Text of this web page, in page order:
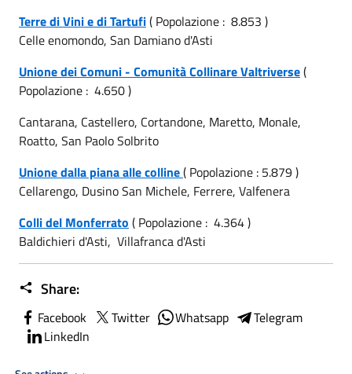
Terre di Vini e di Tartufi( Popolazione : 8.853 )
Celle enomondo, San Damiano d'Asti
Unione dei Comuni - Comunità Collinare Valtriverse(
Popolazione : 4.650 )
Cantarana, Castellero, Cortandone, Maretto, Monale,
Roatto, San Paolo Solbrito
Unione dalla piana alle colline( Popolazione : 5.879 )
Cellarengo, Dusino San Michele, Ferrere, Valfenera
Colli del Monferrato ( Popolazione : 4.364 )
Baldichieri d'Asti, Villafranca d'Asti
Share:
Facebook Twitter Whatsapp
Telegram
LinkedIn